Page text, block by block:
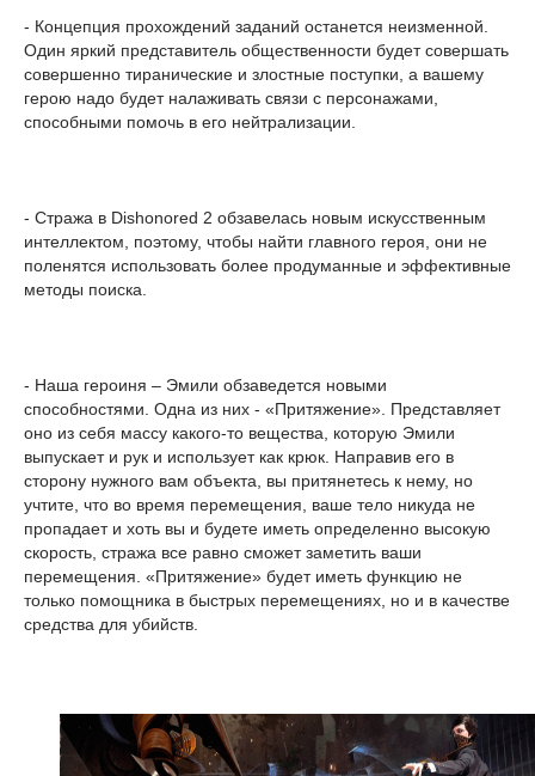
- Концепция прохождений заданий останется неизменной.
Один яркий представитель общественности будет совершать
совершенно тиранические и злостные поступки, а вашему
герою надо будет налаживать связи с персонажами,
способными помочь в его нейтрализации.
- Стража в Dishonored 2 обзавелась новым искусственным
интеллектом, поэтому, чтобы найти главного героя, они не
поленятся использовать более продуманные и эффективные
методы поиска.
- Наша героиня – Эмили обзаведется новыми
способностями. Одна из них - «Притяжение». Представляет
оно из себя массу какого-то вещества, которую Эмили
выпускает и рук и использует как крюк. Направив его в
сторону нужного вам объекта, вы притянетесь к нему, но
учтите, что во время перемещения, ваше тело никуда не
пропадает и хоть вы и будете иметь определенно высокую
скорость, стража все равно сможет заметить ваши
перемещения. «Притяжение» будет иметь функцию не
только помощника в быстрых перемещениях, но и в качестве
средства для убийств.